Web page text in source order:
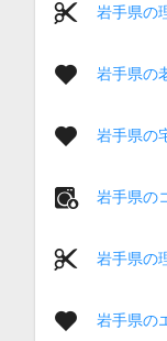
岩手県の
岩手県の
岩手県の
岩手県の
岩手県の
岩手県の